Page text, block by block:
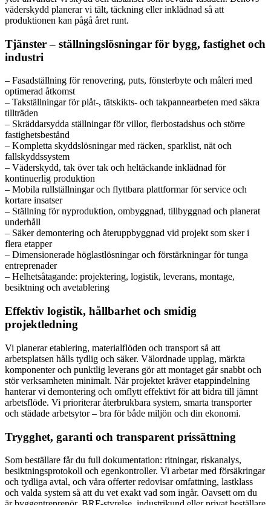
väderskydd planerar vi tält, täckning eller inklädnad så att
produktionen kan pågå året runt.
Tjänster – ställningslösningar för bygg, fastighet och
industri
– Fasadställning för renovering, puts, fönsterbyte och måleri med
optimerad åtkomst
– Takställningar för plåt-, tätskikts- och takpannearbeten med säkra
tillträden
– Skräddarsydda ställningar för villor, flerbostadshus och större
fastighetsbestånd
– Kompletta skyddslösningar med räcken, sparklist, nät och
fallskyddssystem
– Väderskydd, tak över tak och heltäckande inklädnad för
kontinuerlig produktion
– Mobila rullställningar och flyttbara plattformar för service och
kortare insatser
– Ställning för nyproduktion, ombyggnad, tillbyggnad och planerat
underhåll
– Säker demontering och återuppbyggnad vid projekt som sker i
flera etapper
– Dimensionerade höglastlösningar och förstärkningar för tunga
entreprenader
– Helhetsåtagande: projektering, logistik, leverans, montage,
besiktning och avetablering
Effektiv logistik, hållbarhet och smidig
projektledning
Vi planerar etablering, materialflöden och transport så att
arbetsplatsen hålls tydlig och säker. Välordnade upplag, märkta
komponenter och punktlig leverans gör att montaget går snabbt och
stör verksamheten minimalt. När projektet kräver etappindelning
hanterar vi demontering och omflytt effektivt för att bidra till jämnt
arbetsflöde. Vi prioriterar återbrukbara system, smarta transporter
och städade arbetsytor – bra för både miljön och din ekonomi.
Trygghet, garanti och transparent prissättning
Som beställare får du full dokumentation: ritningar, riskanalys,
besiktningsprotokoll och egenkontroller. Vi arbetar med försäkringar
och tydliga avtal, och våra offerter redovisar omfattning, lastklass
och valda system så att du vet exakt vad som ingår. Oavsett om du